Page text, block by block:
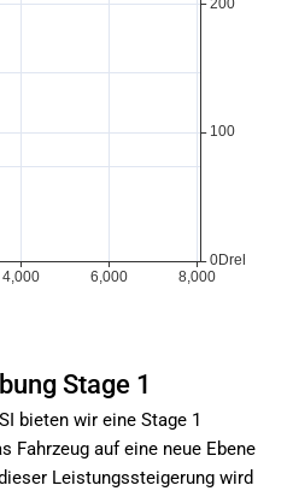
Stage 1
bieten wir eine Stage 1
Fahrzeug auf eine neue Ebene
Leistungssteigerung wird